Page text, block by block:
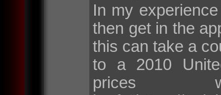
In my
then get in the
this can take a
to a 2010
prices